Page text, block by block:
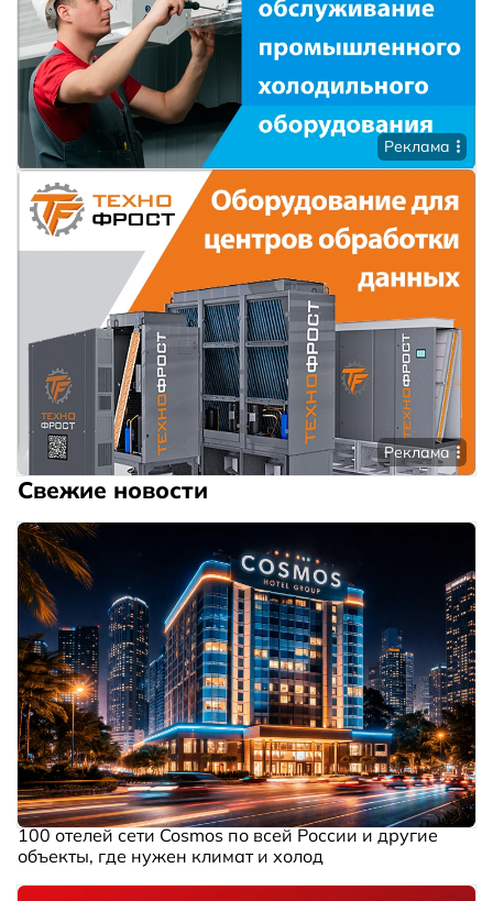
Реклама
Реклама
Свежие новости
100 отелей сети Cosmos по всей России и другие
объекты, где нужен климат и холод